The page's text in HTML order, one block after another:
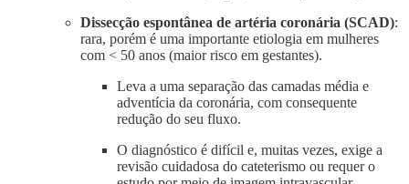
Dissecção espontânea de artéria coronária (SCAD):
rara, porém é uma importante etiologia em mulheres
com < 50 anos (maior risco em gestantes).
Leva a uma separação das camadas média e
adventícia da coronária, com consequente
redução do seu fluxo.
O diagnóstico é difícil e, muitas vezes, exige a
revisão cuidadosa do cateterismo ou requer o